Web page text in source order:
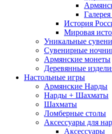
История
Мировая
Уникальные
Сувенирные
Армянские монеты
Деревянные
Настольные игры
Армянские Нарды
Нарды + Шахматы
Шахматы
Ломберные столы
Аксессуары для
Аксессуары